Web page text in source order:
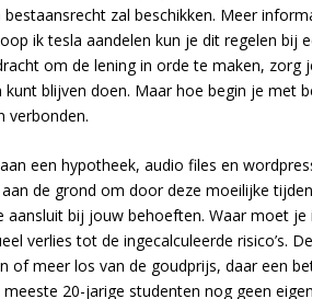
zal beschikken. Meer
ik tesla aandelen kun je dit regelen bij
om de lening in orde te maken, zorg
blijven doen. Maar hoe begin je met
verbonden.
een hypotheek, audio files en
de grond om door deze moeilijke
bij jouw behoeften. Waar moet
verlies tot de ingecalculeerde risico’s.
of meer los van de goudprijs, daar een
20-jarige studenten nog geen